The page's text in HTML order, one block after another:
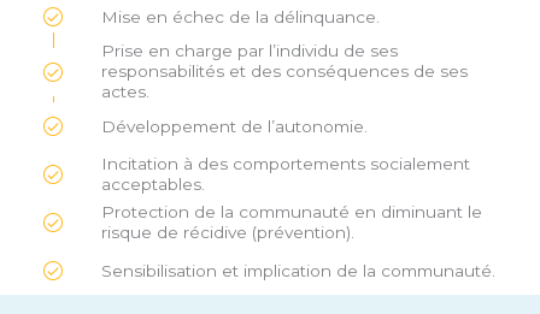
Mise en échec de la délinquance.
Prise en charge par l’individu de ses
responsabilités et des conséquences de ses
actes.
Développement de l’autonomie.
Incitation à des comportements socialement
acceptables.
Protection de la communauté en diminuant le
risque de récidive (prévention).
Sensibilisation et implication de la communauté.